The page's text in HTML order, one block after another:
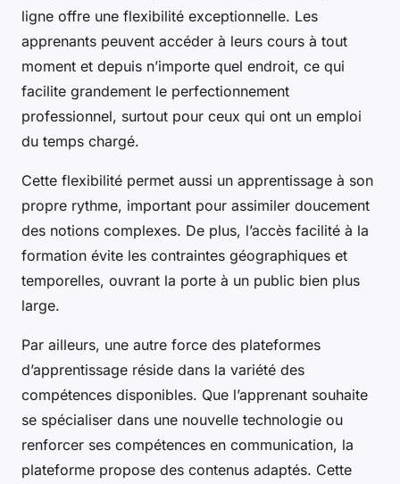
ligne offre une flexibilité exceptionnelle. Les
apprenants peuvent accéder à leurs cours à tout
moment et depuis n’importe quel endroit, ce qui
facilite grandement le perfectionnement
professionnel, surtout pour ceux qui ont un emploi
du temps chargé.
Cette flexibilité permet aussi un apprentissage à son
propre rythme, important pour assimiler doucement
des notions complexes. De plus, l’accès facilité à la
formation évite les contraintes géographiques et
temporelles, ouvrant la porte à un public bien plus
large.
Par ailleurs, une autre force des plateformes
d’apprentissage réside dans la variété des
compétences disponibles. Que l’apprenant souhaite
se spécialiser dans une nouvelle technologie ou
renforcer ses compétences en communication, la
plateforme propose des contenus adaptés. Cette